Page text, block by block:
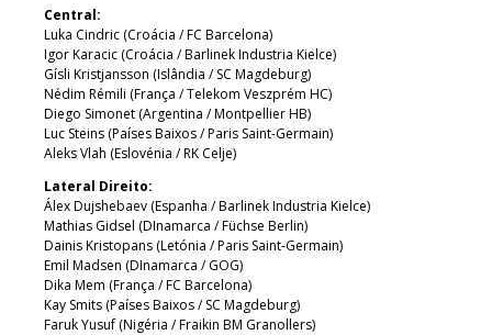
Central:
Luka Cindric (Croácia / FC Barcelona)
Igor Karacic (Croácia / Barlinek Industria Kielce)
Gísli Kristjansson (Islândia / SC Magdeburg)
Nédim Rémili (França / Telekom Veszprém HC)
Diego Simonet (Argentina / Montpellier HB)
Luc Steins (Países Baixos / Paris Saint-Germain)
Aleks Vlah (Eslovénia / RK Celje)
Lateral Direito:
Álex Dujshebaev (Espanha / Barlinek Industria Kielce)
Mathias Gidsel (DInamarca / Füchse Berlin)
Dainis Kristopans (Letónia / Paris Saint-Germain)
Emil Madsen (DInamarca / GOG)
Dika Mem (França / FC Barcelona)
Kay Smits (Países Baixos / SC Magdeburg)
Faruk Yusuf (Nigéria / Fraikin BM Granollers)